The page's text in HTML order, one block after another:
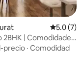
5.0 (7)
| Comodidades
precio · Comodidad